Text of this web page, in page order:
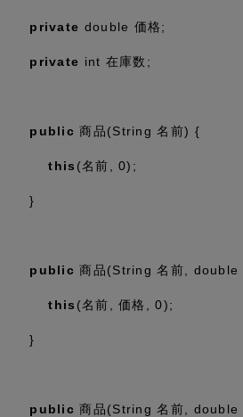
private double 価格;
private int 在庫数;
public 商品(String 名前) {
this (名前,0);
}
public 商品(String 名前, double
this (名前, 価格,0);
}
public 商品(String 名前, double